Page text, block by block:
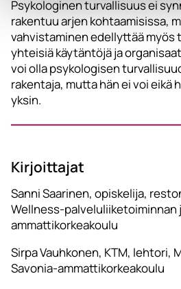
Psykologinen turvallisuus ei
rakentuu arjen kohtaamisissa,
vahvistaminen edellyttää myös
yhteisiä käytäntöjä ja
voi olla psykologisen
rakentaja, mutta hän ei voi eikä
yksin.
Kirjoittajat
Sanni Saarinen, opiskelija,
Wellness-palveluliiketoiminnan
ammattikorkeakoulu
Sirpa Vauhkonen, KTM, lehtori,
Savonia-ammattikorkeakoulu